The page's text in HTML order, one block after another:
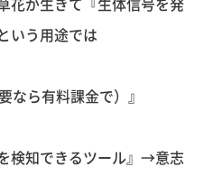
いう用途では
なら有料課金で）』
検知できるツール』→意志